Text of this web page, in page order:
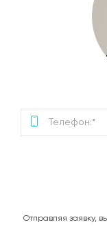
Отправляя заявку,